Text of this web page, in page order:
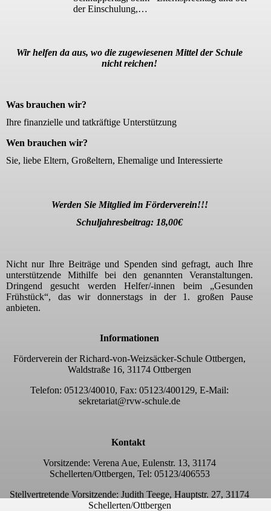
der Einschulung,…
Wir helfen da aus, wo die zugewiesenen Mittel der Schule
nicht reichen!
Was brauchen wir?
Ihre finanzielle und tatkräftige Unterstützung
Wen brauchen wir?
Sie, liebe Eltern, Großeltern, Ehemalige und Interessierte
Werden Sie Mitglied im Förderverein!!!
Schuljahresbeitrag: 18,00€
Nicht nur Ihre Beiträge und Spenden sind gefragt, auch Ihre
unterstützende Mithilfe bei den genannten Veranstaltungen.
Dringend gesucht werden Helfer/-innen beim „Gesunden
Frühstück“, das wir donnerstags in der 1. großen Pause
anbieten.
Informationen
Förderverein der Richard-von-Weizsäcker-Schule Ottbergen,
Waldstraße 16, 31174 Ottbergen
Telefon: 05123/40010, Fax: 05123/400129, E-Mail:
sekretariat@rvw-schule.de
Kontakt
Vorsitzende: Verena Aue, Eulenstr. 13, 31174
Schellerten/Ottbergen, Tel: 05123/406553
Stellvertretende Vorsitzende: Judith Teege, Hauptstr. 27, 31174
Schellerten/Ottbergen